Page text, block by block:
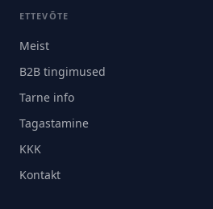
ETTEVÕTE
Meist
B2B tingimused
Tarne info
Tagastamine
KKK
Kontakt